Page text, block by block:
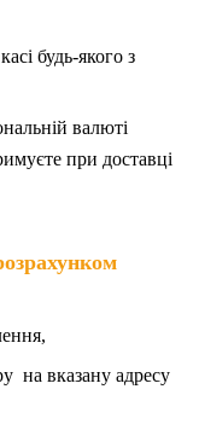
будь-якого з
валюті
при доставці
на вказану адресу